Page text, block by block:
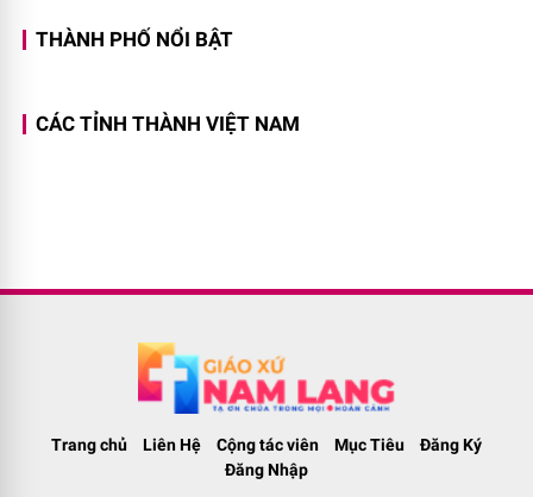
THÀNH PHỐ NỔI BẬT
CÁC TỈNH THÀNH VIỆT NAM
Trang chủ Liên Hệ Cộng tác viên Mục Tiêu
Đăng Ký
Đăng Nhập